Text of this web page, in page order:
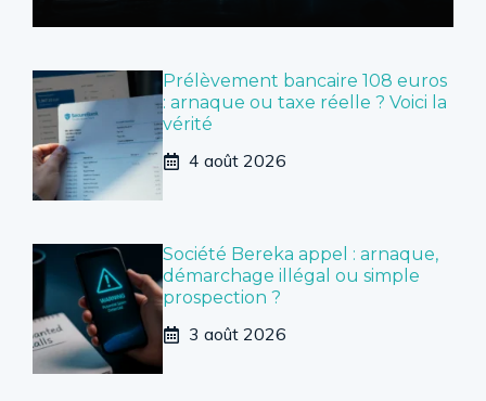
Prélèvement bancaire 108 euros
: arnaque ou taxe réelle ? Voici la
vérité
4 août 2026
Société Bereka appel : arnaque,
démarchage illégal ou simple
prospection ?
3 août 2026